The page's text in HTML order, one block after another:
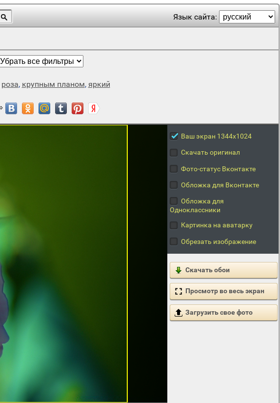
Язык сайта:
роза, крупным планом, яркий
Ваш экран 1344x1024
Скачать оригинал
Фото-статус Вконтакте
Обложка для Вконтакте
Обложка для
Одноклассники
Картинка на аватарку
Обрезать изображение
Скачать обои
Просмотр во весь экран
Загрузить свое фото